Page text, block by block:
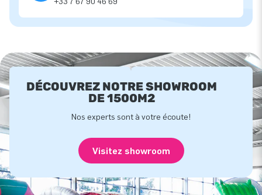
DÉCOUVREZ NOTRE SHOWROOM
DE 1500M2
Nos experts sont à votre écoute!
Visitez showroom